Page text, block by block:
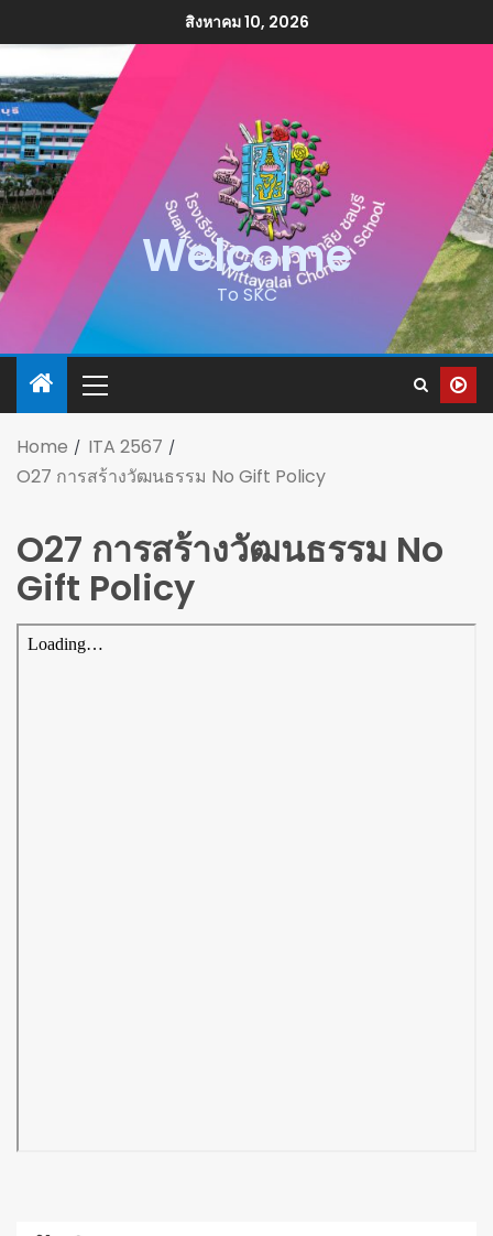
สิงหาคม 10, 2026
Welcome
To SKC
Home
ITA 2567
O27 การสร้างวัฒนธรรม No Gift Policy
O27 การสร้างวัฒนธรรม No
Gift Policy